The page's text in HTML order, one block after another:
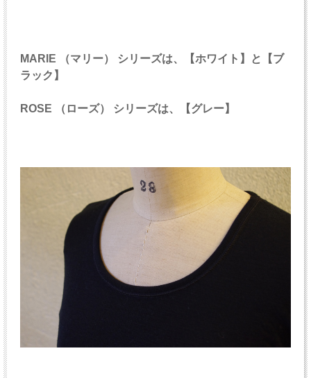
MARIE （マリー） シリーズは、【ホワイト】と【ブ
ラック】
ROSE （ローズ） シリーズは、【グレー】